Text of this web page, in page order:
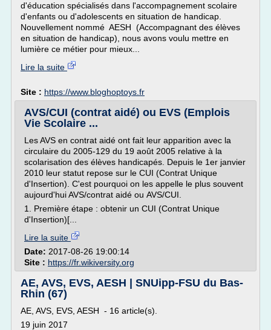
d'éducation spécialisés dans l'accompagnement scolaire
d'enfants ou d'adolescents en situation de handicap.
Nouvellement nommé AESH (Accompagnant des élèves
en situation de handicap), nous avons voulu mettre en
lumière ce métier pour mieux...
Lire la suite
Site : https://www.bloghoptoys.fr
AVS/CUI (contrat aidé) ou EVS (Emplois
Vie Scolaire ...
Les AVS en contrat aidé ont fait leur apparition avec la
circulaire du 2005-129 du 19 août 2005 relative à la
scolarisation des élèves handicapés. Depuis le 1er janvier
2010 leur statut repose sur le CUI (Contrat Unique
d'Insertion). C'est pourquoi on les appelle le plus souvent
aujourd'hui AVS/contrat aidé ou AVS/CUI.
1. Première étape : obtenir un CUI (Contrat Unique
d'Insertion)[...
Lire la suite
Date: 2017-08-26 19:00:14
Site : https://fr.wikiversity.org
AE, AVS, EVS, AESH | SNUipp-FSU du Bas-
Rhin (67)
AE, AVS, EVS, AESH - 16 article(s).
19 juin 2017